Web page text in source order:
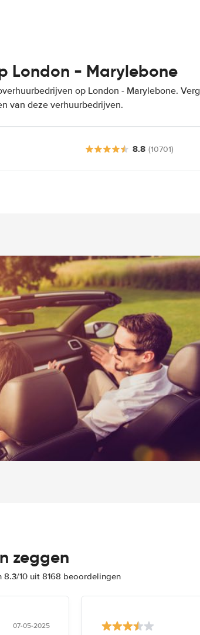
London - Marylebone
op London - Marylebone.
van deze verhuurbedrijven.
8.8 (10701)
zeggen
8.3/10 uit 8168 beoordelingen
07-05-2025